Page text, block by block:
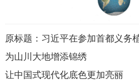
原标题：习近平在参加首都义务
为山川大地增添锦绣
让中国式现代化底色更加亮丽